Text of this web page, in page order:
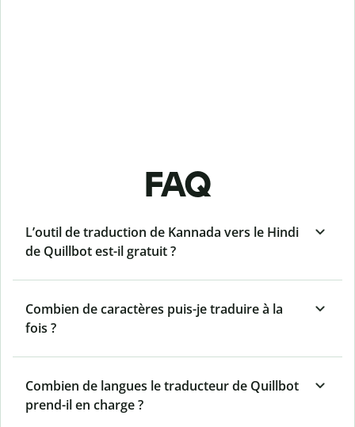
FAQ
L’outil de traduction de Kannada vers le Hindi
de Quillbot est-il gratuit ?
Combien de caractères puis-je traduire à la
fois ?
Combien de langues le traducteur de Quillbot
prend-il en charge ?